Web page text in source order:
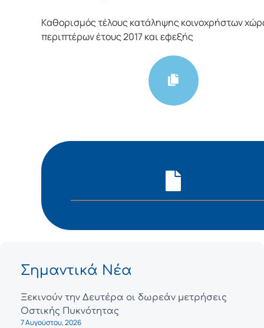
Καθορισμός τέλους κατάληψης κοινοχρήστων
περιπτέρων έτους 2017 και εφεξής
Σημαντικά Νέα
Ξεκινούν την Δευτέρα οι δωρεάν μετρήσεις
Οστικής Πυκνότητας
7 Αυγούστου, 2026